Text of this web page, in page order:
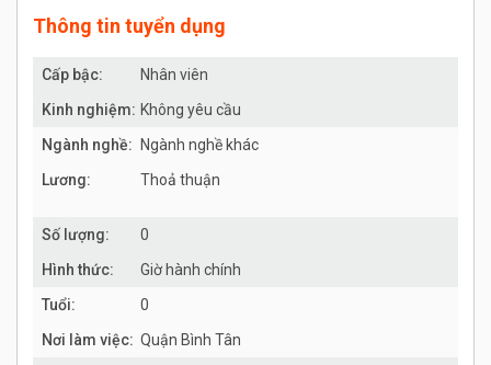
Thông tin tuyển dụng
Cấp bậc:
Nhân viên
Kinh nghiệm: Không yêu cầu
Ngành nghề:
Ngành nghề khác
Lương:
Thoả thuận
Số lượng:
0
Hình thức:
Giờ hành chính
Tuổi:
0
Nơi làm việc: Quận Bình Tân